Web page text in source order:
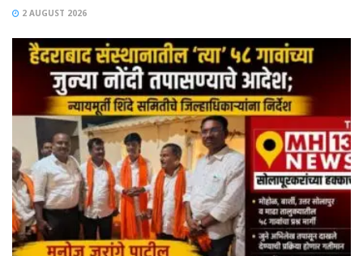
2 AUGUST 2026